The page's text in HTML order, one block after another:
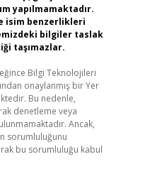
yapılmamaktadır.
isim benzerlikleri
bilgiler taslak
taşımazlar.
Bilgi Teknolojileri
onaylanmış bir Yer
Bu nedenle,
denetleme veya
Ancak,
sorumluluğunu
bu sorumluluğu kabul